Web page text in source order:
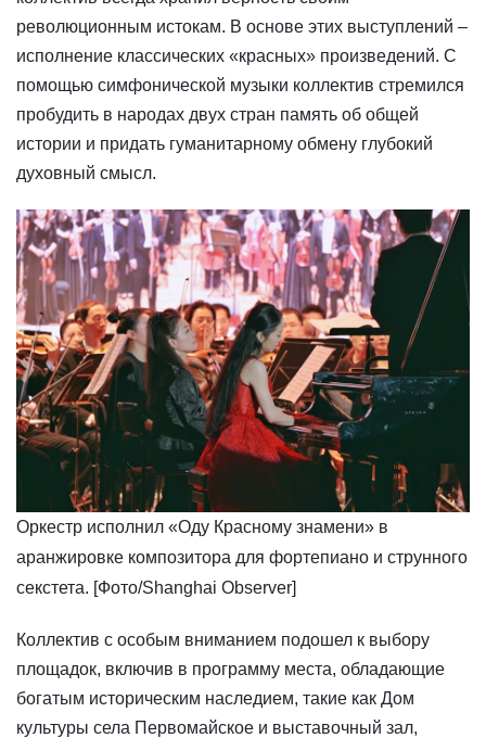
революционным истокам. В основе этих выступлений –
исполнение классических «красных» произведений. С
помощью симфонической музыки коллектив стремился
пробудить в народах двух стран память об общей
истории и придать гуманитарному обмену глубокий
духовный смысл.
Оркестр исполнил «Оду Красному знамени» в
аранжировке композитора для фортепиано и струнного
секстета. [Фото/Shanghai Observer]
​Коллектив с особым вниманием подошел к выбору
площадок, включив в программу места, обладающие
богатым историческим наследием, такие как Дом
культуры села Первомайское и выставочный зал,